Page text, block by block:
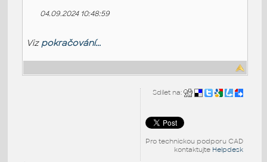
04.09.2024 10:48:59
Viz pokračování...
Sdílet na:
Pro technickou podporu CAD
kontaktujte Helpdesk